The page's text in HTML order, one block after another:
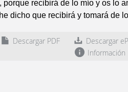
porque recibirá de lo mío y os lo
dicho que recibirá y tomará de
Descargar PDF Descargar
Información